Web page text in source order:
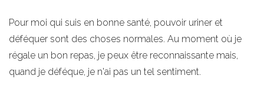
Pour moi qui suis en bonne santé, pouvoir uriner et
déféquer sont des choses normales. Au moment où je
régale un bon repas, je peux être reconnaissante mais,
quand je déféque, je n'ai pas un tel sentiment.